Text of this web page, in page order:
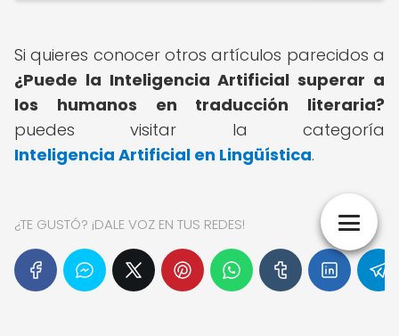
Si quieres conocer otros artículos parecidos a
¿Puede la Inteligencia Artificial superar a
los humanos en traducción literaria?
puedes visitar la categoría
Inteligencia Artificial en Lingüística.
¿TE GUSTÓ? ¡DALE VOZ EN TUS REDES!